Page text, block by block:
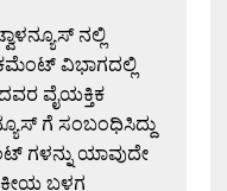
ನಲ್ಲಿ
ವಿಭಾಗದಲ್ಲಿ
ವೈಯಕ್ತಿಕ
ಗೆ ಸಂಬಂಧಿಸಿದ್ದು
ಗಳನ್ನು ಯಾವುದೇ
ಬಳಗ